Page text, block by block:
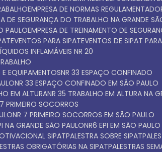
EMPRESA DE NORMAS
DE SEGURANÇA DO TRABALHO NA GRANDE
PAULO EMPRESA DE TREINAMENTO DE
EVENTOS PARA SIPAT EVENTOS DE SIPAT
LÍQUIDOS INFLAMÁVEIS NR 20
E EQUIPAMENTOS NR 33 ESPAÇO CONFINADO
NR 33 ESPAÇO CONFINADO EM SÃO PAULO
EM ALTURA NR 35 TRABALHO EM ALTURA NA
7 PRIMEIRO SOCORROS
NR 7 PRIMEIRO SOCORROS EM SÃO PAULO
NA GRANDE SÃO PAULO NR6 EPI EM SÃO PAULO
SIPAT PALESTRA SOBRE SIPAT
OBRIGATÓRIAS NA SIPAT PALESTRAS